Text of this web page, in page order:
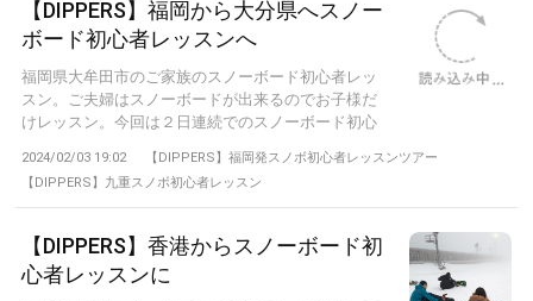
【DIPPERS】福岡から大分県へスノー
ボード初心者レッスンへ
福岡県大牟田市のご家族のスノーボード初心者レッ
スン。ご夫婦はスノーボードが出来るのでお子様だ
けレッスン。今回は２日連続でのスノーボード初心
2024/02/03 19:02
【DIPPERS】福岡発スノボ初心者レッスンツアー
【DIPPERS】九重スノボ初心者レッスン
【DIPPERS】香港からスノーボード初
心者レッスンに